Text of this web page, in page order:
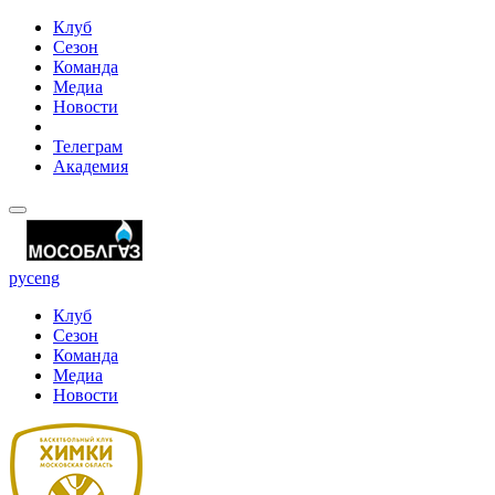
Клуб
Сезон
Команда
Медиа
Новости
Телеграм
Академия
русeng
Клуб
Сезон
Команда
Медиа
Новости